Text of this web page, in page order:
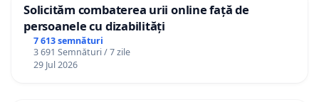
Solicităm combaterea urii online față de
persoanele cu dizabilități
7 613 semnături
3 691 Semnături / 7 zile
29 Jul 2026